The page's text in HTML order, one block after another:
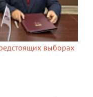
выборах